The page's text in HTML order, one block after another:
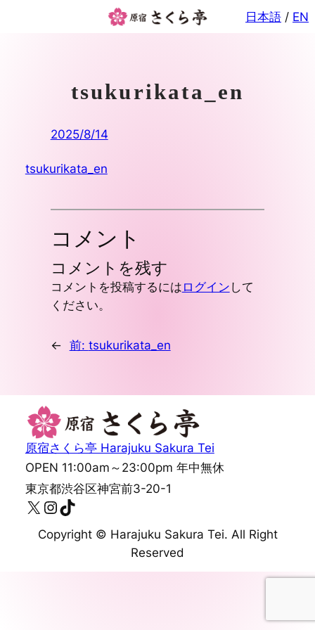
日本語 / EN
tsukurikata_en
2025/8/14
tsukurikata_en
コメント
コメントを残す
コメントを投稿するには ログイン して
ください。
← 前: tsukurikata_en
原宿さくら亭 Harajuku Sakura Tei
OPEN 11:00am～23:00pm 年中無休
東京都渋谷区神宮前3-20-1
X InstagramTikTok
Copyright ©︎ Harajuku Sakura Tei. All Right
Reserved